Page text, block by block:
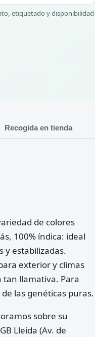
etiquetado y disponibilidad
Recogida en tienda
de colores
100% índica: ideal
y estabilizadas.
exterior y climas
tan llamativa. Para
las genéticas puras.
sobre su
Lleida (Av. de